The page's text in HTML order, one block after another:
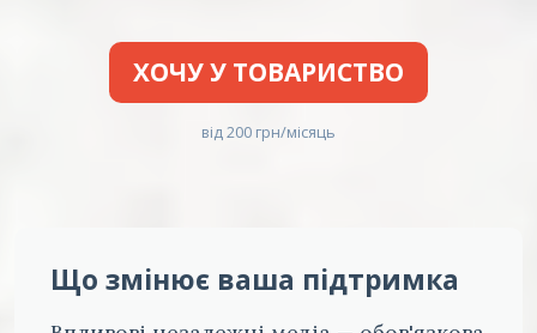
ХОЧУ У ТОВАРИСТВО
від 200 грн/місяць
Що змінює ваша підтримка